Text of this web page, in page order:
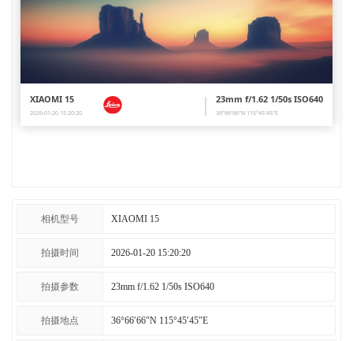
XIAOMI 15
2026-01-20 15:20:20
23mm f/1.62 1/50s ISO640
36°66′66″N 115°45′45″E
相机型号
拍摄时间
拍摄参数
拍摄地点